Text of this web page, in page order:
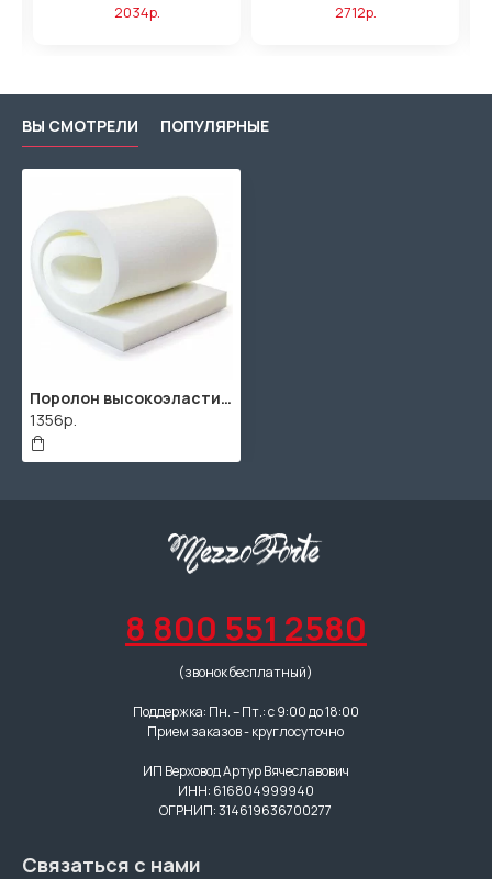
2034р. 2712р.
ВЫ СМОТРЕЛИ ПОПУЛЯРНЫЕ
Поролон высокоэластичный HR3530 20мм (2000x1000x20мм)
1356р.
8 800 551 2580
(звонок бесплатный)
Поддержка: Пн. – Пт.: с 9:00 до 18:00
Прием заказов - круглосуточно
ИП Верховод Артур Вячеславович
ИНН: 616804999940
ОГРНИП: 314619636700277
Связаться с нами